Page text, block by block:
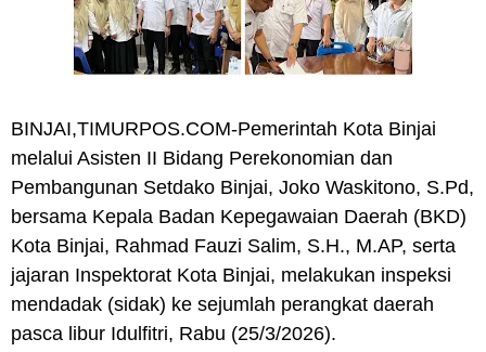
BINJAI,TIMURPOS.COM-Pemerintah Kota Binjai
melalui Asisten II Bidang Perekonomian dan
Pembangunan Setdako Binjai, Joko Waskitono, S.Pd,
bersama Kepala Badan Kepegawaian Daerah (BKD)
Kota Binjai, Rahmad Fauzi Salim, S.H., M.AP, serta
jajaran Inspektorat Kota Binjai, melakukan inspeksi
mendadak (sidak) ke sejumlah perangkat daerah
pasca libur Idulfitri, Rabu (25/3/2026).